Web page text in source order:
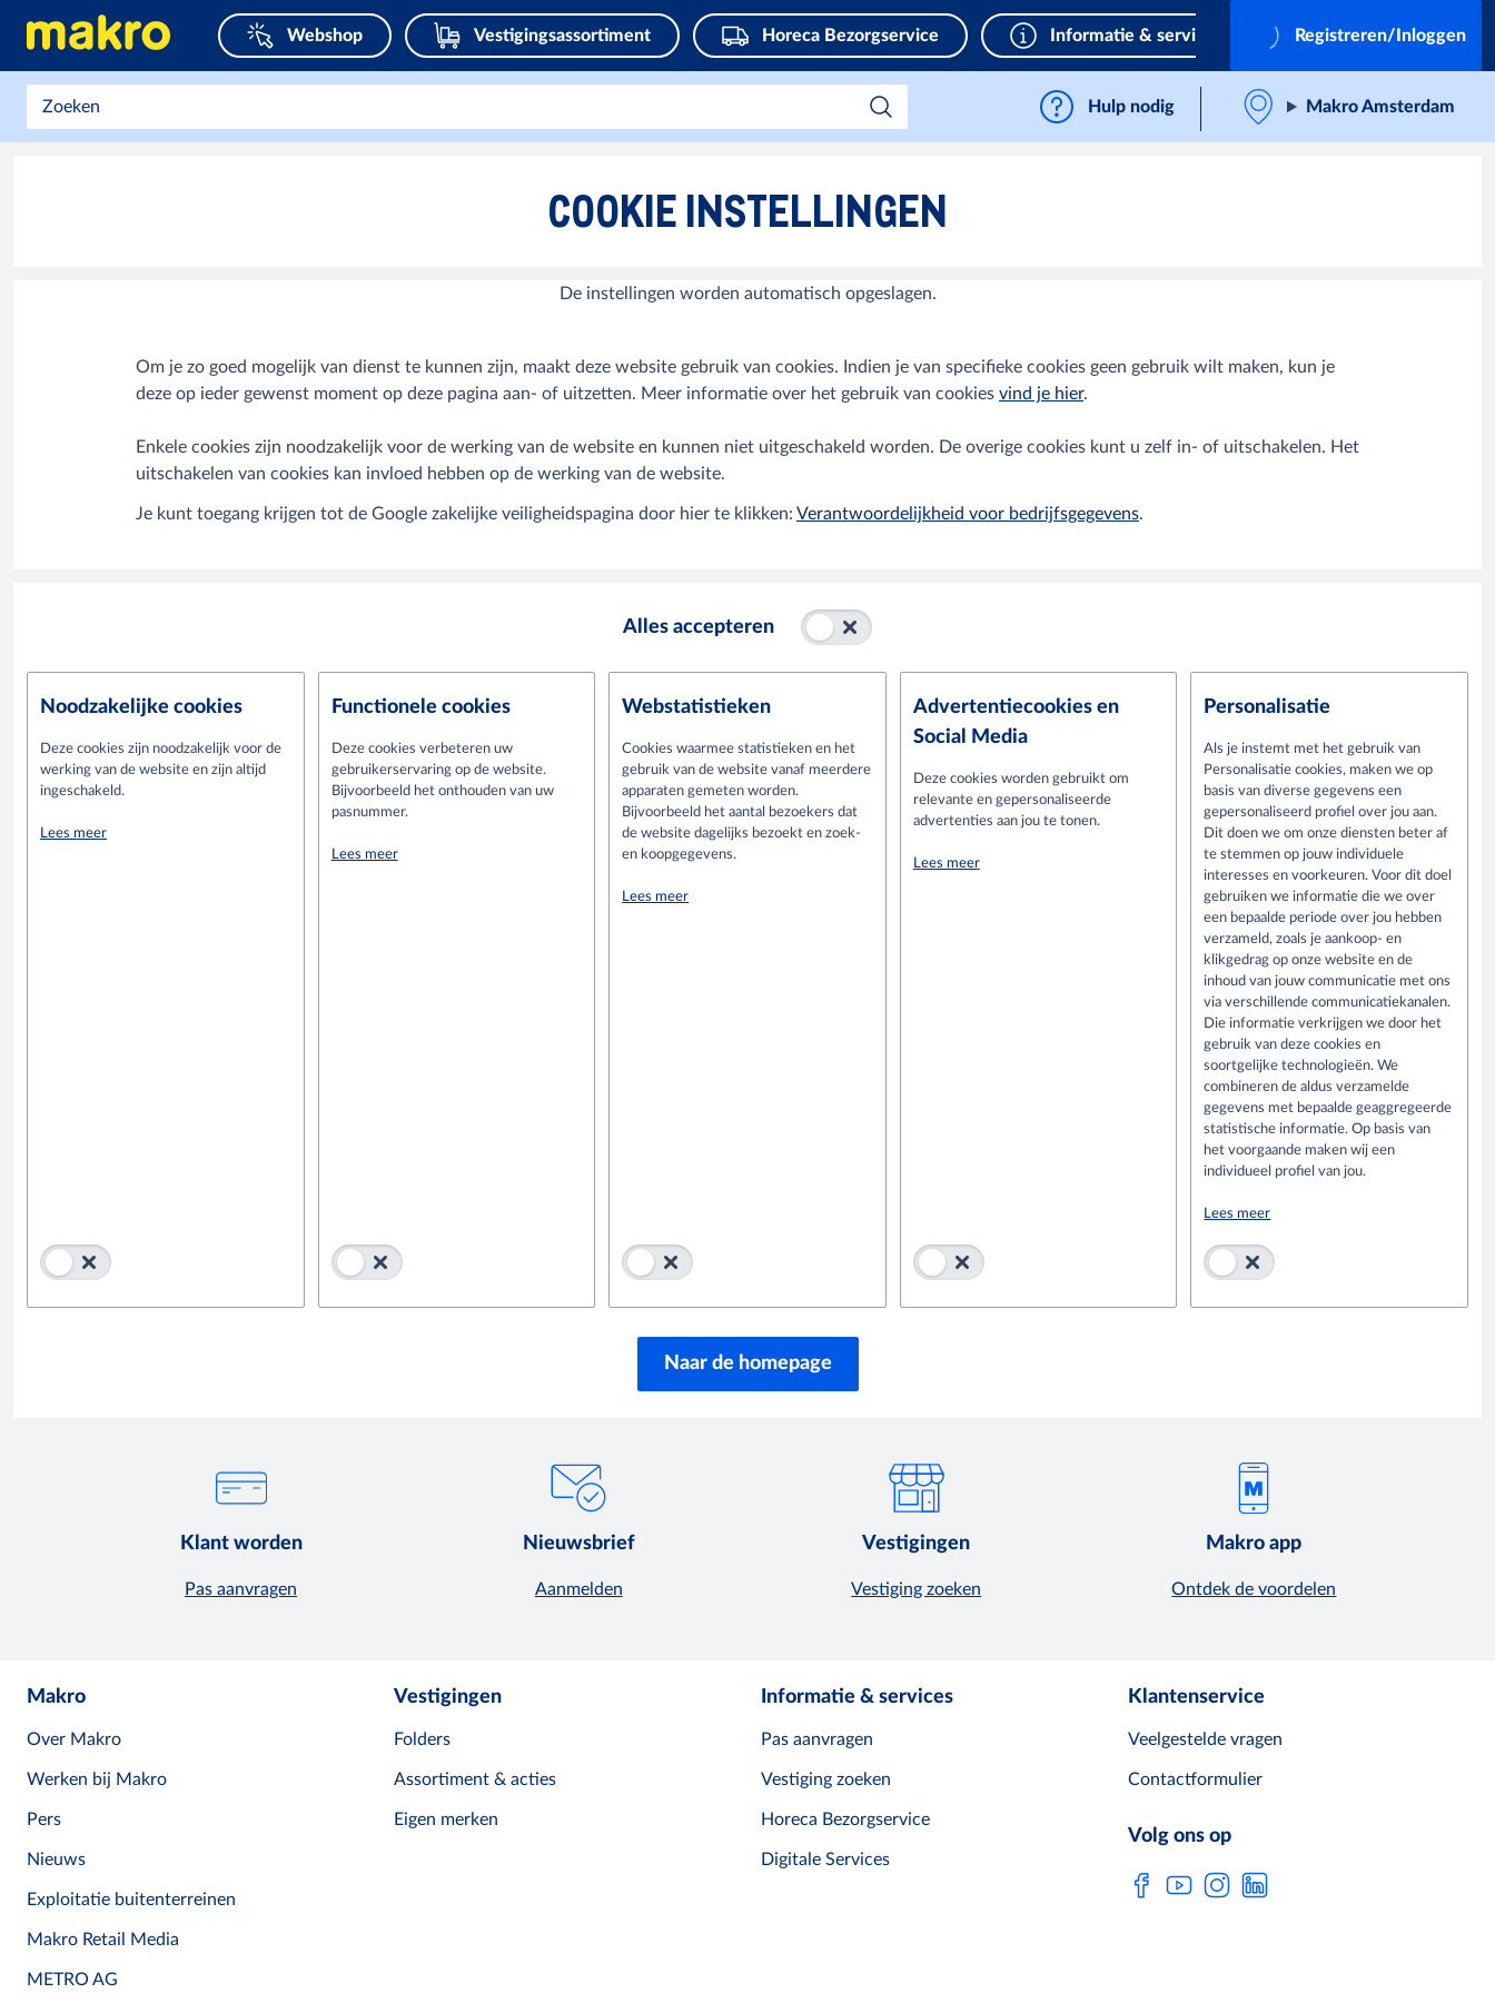
Webshop Vestigingsassortiment Horeca Bezorgservice Informatie & services Registreren/Inloggen
Hulp nodig Makro Amsterdam
COOKIE INSTELLINGEN
De instellingen worden automatisch opgeslagen.
Om je zo goed mogelijk van dienst te kunnen zijn, maakt deze website gebruik van cookies. Indien je van specifieke cookies geen gebruik wilt maken, kun je
deze op ieder gewenst moment op deze pagina aan- of uitzetten. Meer informatie over het gebruik van cookies vind je hier.
Enkele cookies zijn noodzakelijk voor de werking van de website en kunnen niet uitgeschakeld worden. De overige cookies kunt u zelf in- of uitschakelen. Het
uitschakelen van cookies kan invloed hebben op de werking van de website.
Je kunt toegang krijgen tot de Google zakelijke veiligheidspagina door hier te klikken: Verantwoordelijkheid voor bedrijfsgegevens.
Alles accepteren
Noodzakelijke cookies
Deze cookies zijn noodzakelijk voor de
werking van de website en zijn altijd
ingeschakeld.
Lees meer
Functionele cookies
Deze cookies verbeteren uw
gebruikerservaring op de website.
Bijvoorbeeld het onthouden van uw
pasnummer.
Lees meer
Webstatistieken
Cookies waarmee statistieken en het
gebruik van de website vanaf meerdere
apparaten gemeten worden.
Bijvoorbeeld het aantal bezoekers dat
de website dagelijks bezoekt en zoek-
en koopgegevens.
Lees meer
Advertentiecookies en
Social Media
Deze cookies worden gebruikt om
relevante en gepersonaliseerde
advertenties aan jou te tonen.
Lees meer
Personalisatie
Als je instemt met het gebruik van
Personalisatie cookies, maken we op
basis van diverse gegevens een
gepersonaliseerd profiel over jou aan.
Dit doen we om onze diensten beter af
te stemmen op jouw individuele
interesses en voorkeuren. Voor dit doel
gebruiken we informatie die we over
een bepaalde periode over jou hebben
verzameld, zoals je aankoop- en
klikgedrag op onze website en de
inhoud van jouw communicatie met ons
via verschillende communicatiekanalen.
Die informatie verkrijgen we door het
gebruik van deze cookies en
soortgelijke technologieën. We
combineren de aldus verzamelde
gegevens met bepaalde geaggregeerde
statistische informatie. Op basis van
het voorgaande maken wij een
individueel profiel van jou.
Lees meer
Naar de homepage
Klant worden
Pas aanvragen
Nieuwsbrief
Aanmelden
Vestigingen
Vestiging zoeken
Makro app
Ontdek de voordelen
Makro
Over Makro
Werken bij Makro
Pers
Nieuws
Exploitatie buitenterreinen
Makro Retail Media
METRO AG
Vestigingen
Folders
Assortiment & acties
Eigen merken
Informatie & services
Pas aanvragen
Vestiging zoeken
Horeca Bezorgservice
Digitale Services
Klantenservice
Veelgestelde vragen
Contactformulier
Volg ons op